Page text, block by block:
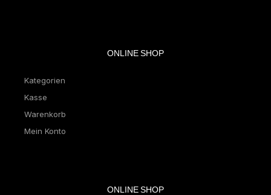
ONLINE SHOP
Kategorien
Kasse
Warenkorb
Mein Konto
ONLINE SHOP